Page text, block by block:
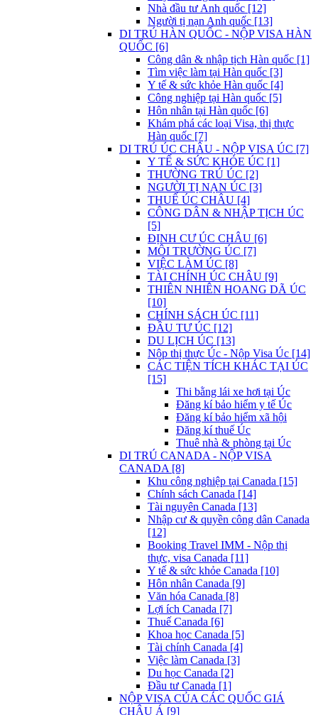
Nhà đầu tư Anh quốc [12]
Người tị nạn Anh quốc [13]
DI TRÚ HÀN QUỐC - NỘP VISA HÀN
QUỐC [6]
Công dân & nhập tịch Hàn quốc [1]
Tìm việc làm tại Hàn quốc [3]
Y tế & sức khỏe Hàn quốc [4]
Công nghiệp tại Hàn quốc [5]
Hôn nhân tại Hàn quốc [6]
Khám phá các loại Visa, thị thực
Hàn quốc [7]
DI TRÚ ÚC CHÂU - NỘP VISA ÚC [7]
Y TẾ & SỨC KHỎE ÚC [1]
THƯỜNG TRÚ ÚC [2]
NGƯỜI TỊ NẠN ÚC [3]
THUẾ ÚC CHÂU [4]
CÔNG DÂN & NHẬP TỊCH ÚC
[5]
ĐỊNH CƯ ÚC CHÂU [6]
MÔI TRƯỜNG ÚC [7]
VIỆC LÀM ÚC [8]
TÀI CHÍNH ÚC CHÂU [9]
THIÊN NHIÊN HOANG DÃ ÚC
[10]
CHÍNH SÁCH ÚC [11]
ĐẦU TƯ ÚC [12]
DU LỊCH ÚC [13]
Nộp thị thực Úc - Nộp Visa Úc [14]
CÁC TIỆN TÍCH KHÁC TẠI ÚC
[15]
Thi bằng lái xe hơi tại Úc
Đăng kí bảo hiểm y tế Úc
Đăng kí bảo hiểm xã hội
Đăng kí thuế Úc
Thuê nhà & phòng tại Úc
DI TRÚ CANADA - NỘP VISA
CANADA [8]
Khu công nghiệp tại Canada [15]
Chính sách Canada [14]
Tài nguyên Canada [13]
Nhập cư & quyền công dân Canada
[12]
Booking Travel IMM - Nộp thị
thực, visa Canada [11]
Y tế & sức khỏe Canada [10]
Hôn nhân Canada [9]
Văn hóa Canada [8]
Lợi ích Canada [7]
Thuế Canada [6]
Khoa học Canada [5]
Tài chính Canada [4]
Việc làm Canada [3]
Du học Canada [2]
Đầu tư Canada [1]
NỘP VISA CỦA CÁC QUỐC GIÁ
CHÂU Á [9]